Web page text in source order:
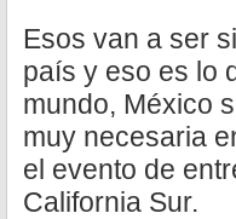
Esos van a ser
país y eso es lo
mundo, México
muy necesaria
el evento de
California Sur.